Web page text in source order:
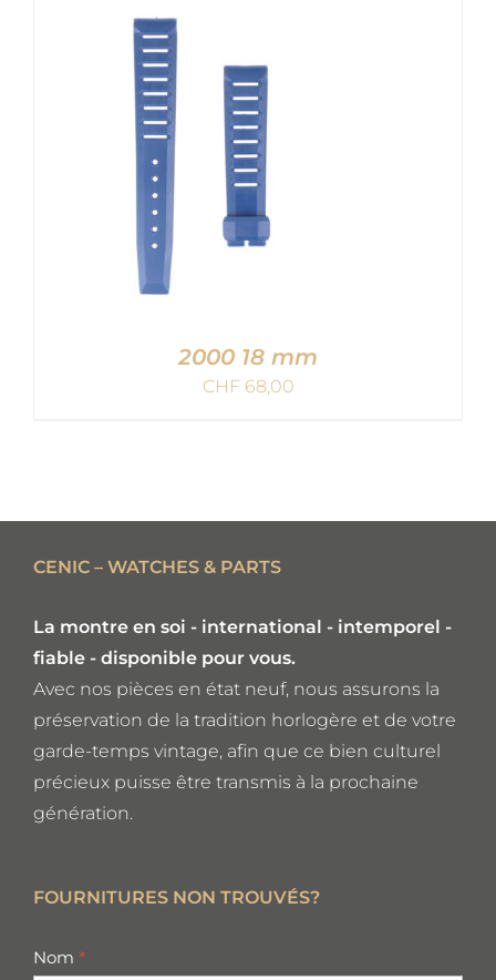
AJOUTER AU PANIER
2000 18 mm
CHF68,00
CENIC – WATCHES & PARTS
La montre en soi - international - intemporel -
fiable - disponible pour vous.
Avec nos pièces en état neuf, nous assurons la
préservation de la tradition horlogère et de votre
garde-temps vintage, afin que ce bien culturel
précieux puisse être transmis à la prochaine
génération.
FOURNITURES NON TROUVÉS?
missing
Nom *